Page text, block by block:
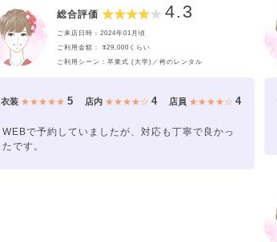
総合評価 4.3
ご来店日時：2024年01月頃
ご利用金額： ¥29,000くらい
ご利用シーン：卒業式 (大学)／袴のレンタル
衣装 ★★★★★5 店内 ★★★★☆ 4 店員 ★★★★☆ 4
WEBで予約していましたが、対応も丁寧で良かっ
たです。